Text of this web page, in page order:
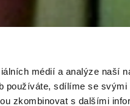
médií a analýze naší
používáte, sdílíme se svými
zkombinovat s dalšími